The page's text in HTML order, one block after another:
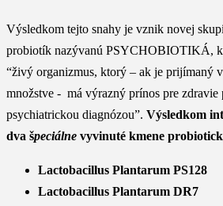
Výsledkom tejto snahy je vznik novej
probiotík nazývanú PSYCHOBIOTIKÁ,
“živý organizmus, ktorý – ak je prijímaný
množstve - má výrazný prínos pre zdravie
psychiatrickou diagnózou”. Výsledkom
dva špeciálne vyvinuté kmene
Lactobacillus Plantarum PS128
Lactobacillus Plantarum DR7